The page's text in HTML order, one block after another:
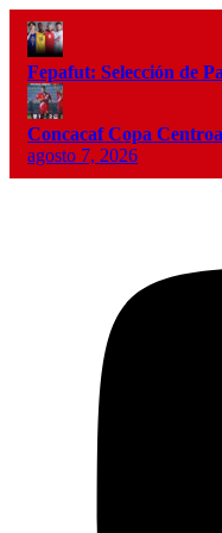
Fepafut: Selección de
Concacaf Copa
agosto 7, 2026